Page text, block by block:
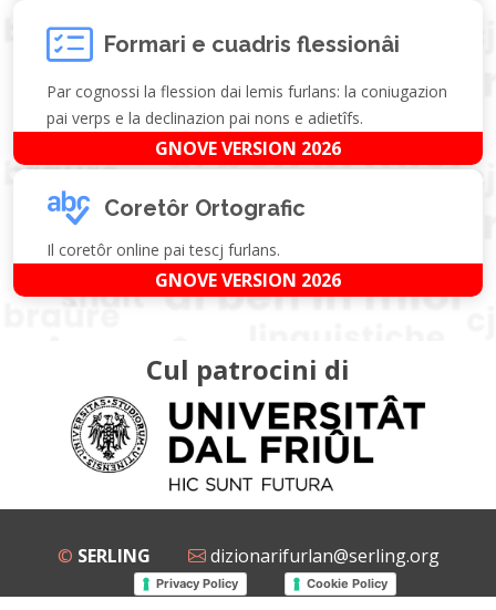
Formari e cuadris flessionâi
Par cognossi la flession dai lemis furlans: la coniugazion
pai verps e la declinazion pai nons e adietîfs.
GNOVE VERSION 2026
Coretôr Ortografic
Il coretôr online pai tescj furlans.
GNOVE VERSION 2026
Cul patrocini di
© SERLING dizionarifurlan@serling.org
Privacy Policy Cookie Policy